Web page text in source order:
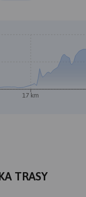
17 km
TRASY